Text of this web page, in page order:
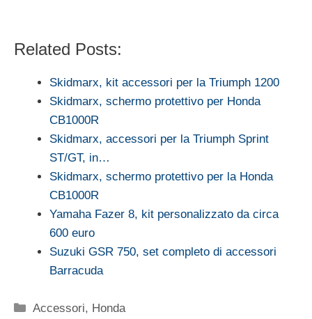
Related Posts:
Skidmarx, kit accessori per la Triumph 1200
Skidmarx, schermo protettivo per Honda
CB1000R
Skidmarx, accessori per la Triumph Sprint
ST/GT, in…
Skidmarx, schermo protettivo per la Honda
CB1000R
Yamaha Fazer 8, kit personalizzato da circa
600 euro
Suzuki GSR 750, set completo di accessori
Barracuda
Categorie
Accessori, Honda